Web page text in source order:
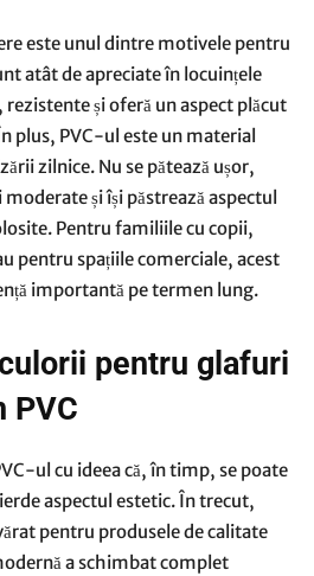
este unul dintre motivele pentru
atât de apreciate în locuințele
și oferă un aspect plăcut
plus, PVC-ul este un material
zilnice. Nu se pătează ușor,
și își păstrează aspectul
Pentru familiile cu copii,
pentru spațiile comerciale, acest
importantă pe termen lung.
pentru glafuri
PVC
ul cu ideea că, în timp, se poate
aspectul estetic. În trecut,
pentru produsele de calitate
a schimbat complet